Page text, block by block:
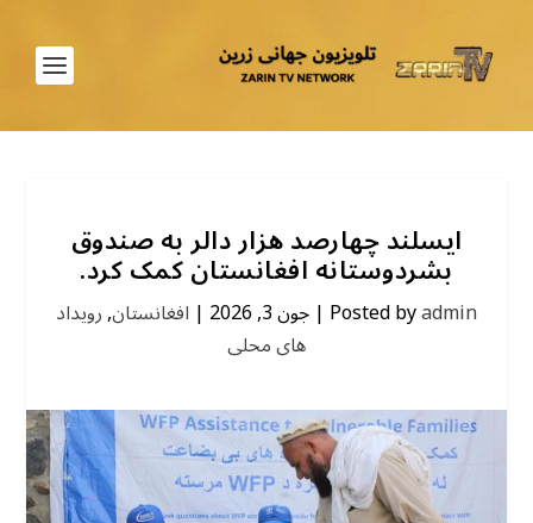
ایسلند چهارصد هزار دالر به صندوق
بشردوستانه افغانستان کمک کرد.
Posted byadmin
| جون 3, 2026 | افغانستان,رویداد
های محلی